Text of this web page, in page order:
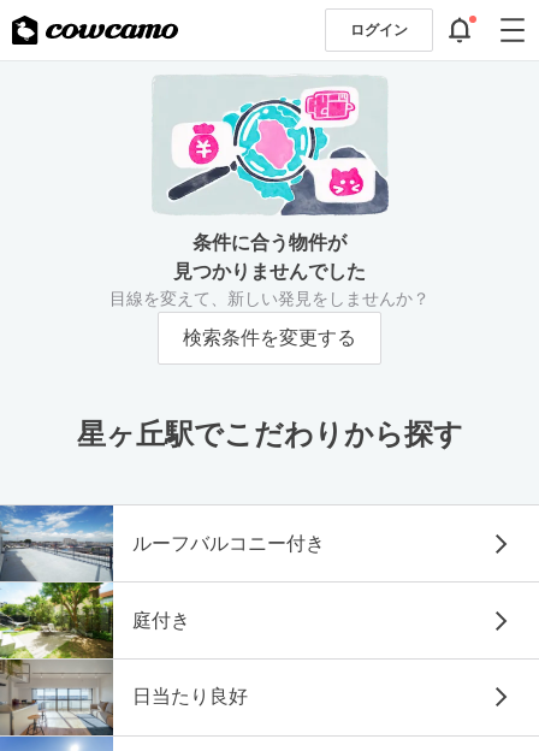
ログイン
条件に合う物件が
見つかりませんでした
目線を変えて、新しい発見をしませんか？
検索条件を変更する
星ヶ丘駅でこだわりから探す
ルーフバルコニー付き
庭付き
日当たり良好